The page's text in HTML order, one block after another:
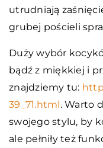
utrudniają
grubej pościeli
Duży wybór
bądź z miękkiej i
znajdziemy tu:
39_71.html. Warto
swojego stylu, by
ale pełniły też